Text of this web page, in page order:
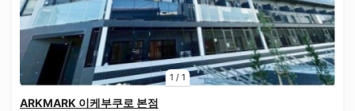
1 / 1
ARKMARK 이케부쿠로 본점